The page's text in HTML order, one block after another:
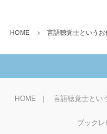
HOME 言語聴覚士というお
HOME 言語聴覚士とい
ブックレ